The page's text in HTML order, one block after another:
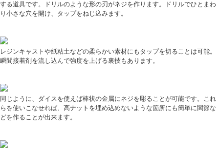
する道具です。ドリルのような形の刃がネジを作ります。ドリルでひとまわ
り小さな穴を開け、タップをねじ込みます。
レジンキャストや紙粘土などの柔らかい素材にもタップを切ることは可能。
瞬間接着剤を流し込んで強度を上げる裏技もあります。
同じように、ダイスを使えば棒状の金属にネジを彫ることが可能です。これ
らを使いこなせれば、高ナットを埋め込めないような箇所にも簡単に関節な
どを作ることが出来ます。